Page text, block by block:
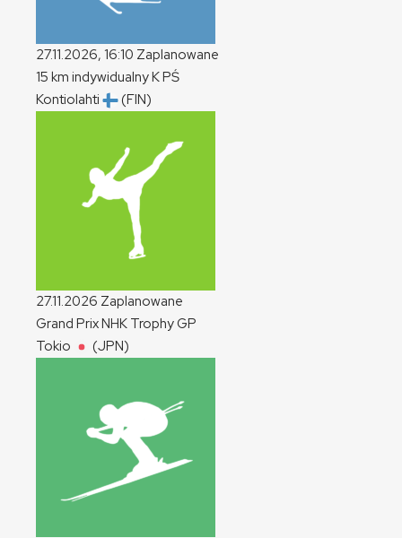
27.11.2026, 16:10 Zaplanowane
15 km indywidualnyKPŚ
Kontiolahti
(FIN)
27.11.2026 Zaplanowane
Grand Prix NHK TrophyGP
Tokio
(JPN)